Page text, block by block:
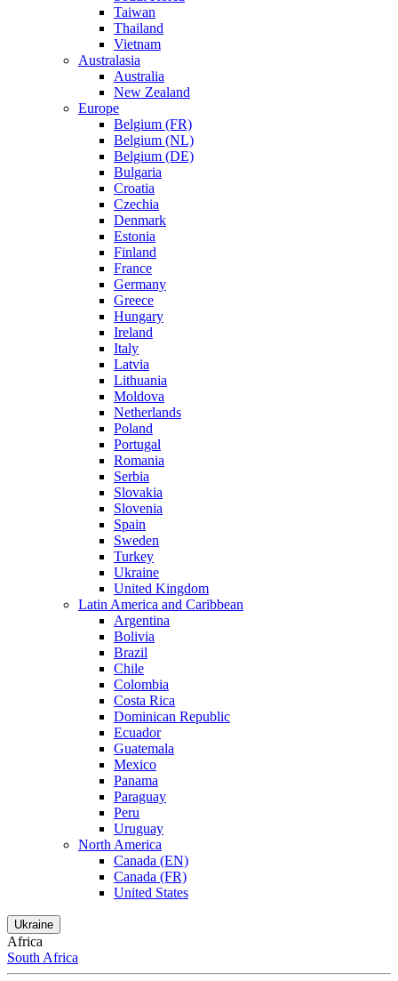
Taiwan
Thailand
Vietnam
Australasia
Australia
New Zealand
Europe
Belgium (FR)
Belgium (NL)
Belgium (DE)
Bulgaria
Croatia
Czechia
Denmark
Estonia
Finland
France
Germany
Greece
Hungary
Ireland
Italy
Latvia
Lithuania
Moldova
Netherlands
Poland
Portugal
Romania
Serbia
Slovakia
Slovenia
Spain
Sweden
Turkey
Ukraine
United Kingdom
Latin America and Caribbean
Argentina
Bolivia
Brazil
Chile
Colombia
Costa Rica
Dominican Republic
Ecuador
Guatemala
Mexico
Panama
Paraguay
Peru
Uruguay
North America
Canada (EN)
Canada (FR)
United States
Ukraine
Africa
South Africa